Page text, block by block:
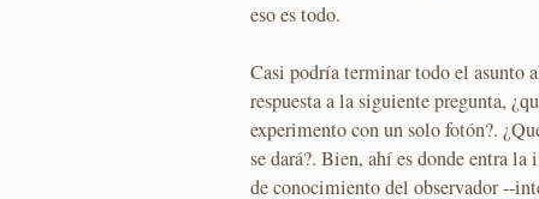
eso es todo.
Casi podría terminar todo el asunto
respuesta a la siguiente pregunta,
experimento con un solo fotón?.
se dará?. Bien, ahí es donde entra
de conocimiento del observador --